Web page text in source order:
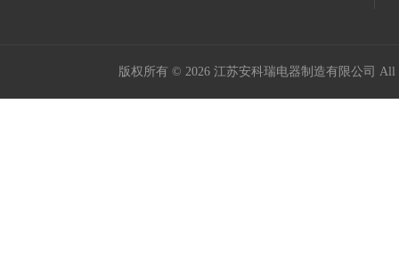
版权所有 © 2026 江苏安科瑞电器制造有限公司